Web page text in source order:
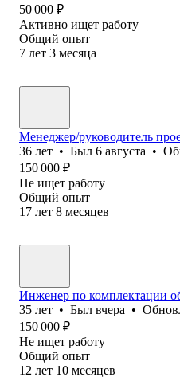
50 000 ₽
Активно ищет работу
Общий опыт
7 лет 3 месяца
Менеджер/руководитель
36 лет • Был 6 августа •
150 000 ₽
Не ищет работу
Общий опыт
17 лет 8 месяцев
Инженер по комплектации
35 лет • Был вчера •
150 000 ₽
Не ищет работу
Общий опыт
12 лет 10 месяцев